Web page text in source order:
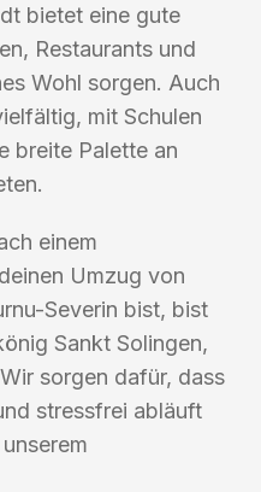
bietet eine gute
Restaurants und
Wohl sorgen. Auch
mit Schulen
breite Palette an
einem
Umzug von
Severin bist, bist
Sankt Solingen,
sorgen dafür, dass
stressfrei abläuft